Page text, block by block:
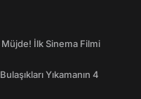
İlk Sinema Filmi
Yıkamanın 4